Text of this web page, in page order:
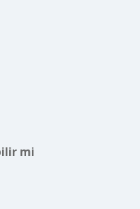
mi